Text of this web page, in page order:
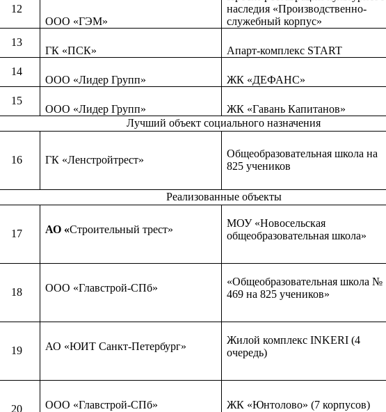
12
ООО «ГЭМ»
наследия «Производственно-
служебный корпус»
13
ГК «ПСК» Апарт-комплекс START
14
ООО «Лидер Групп» ЖК «ДЕФАНС»
15
ООО «Лидер Групп» ЖК «Гавань Капитанов»
Лучший объект социального назначения
16 ГК «Ленстройтрест»
Общеобразовательная школа на
825 учеников
Реализованные объекты
17 АО «Строительный трест»
МОУ «Новосельская
общеобразовательная школа»
18 ООО «Главстрой-СПб»
«Общеобразовательная школа №
469 на 825 учеников»
19 АО «ЮИТ Санкт-Петербург»
Жилой комплекс INKERI (4
очередь)
20 ООО «Главстрой-СПб» ЖК «Юнтолово» (7 корпусов)